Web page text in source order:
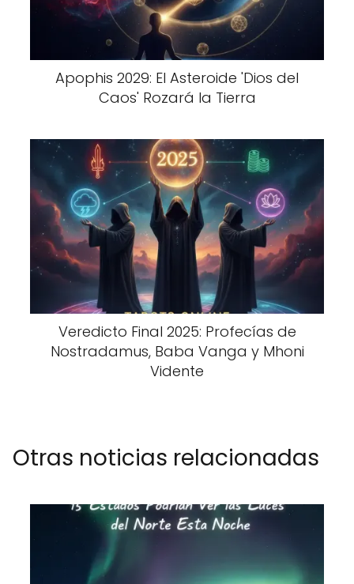
Apophis 2029: El Asteroide 'Dios del
Caos' Rozará la Tierra
Veredicto Final 2025: Profecías de
Nostradamus, Baba Vanga y Mhoni
Vidente
Otras noticias relacionadas